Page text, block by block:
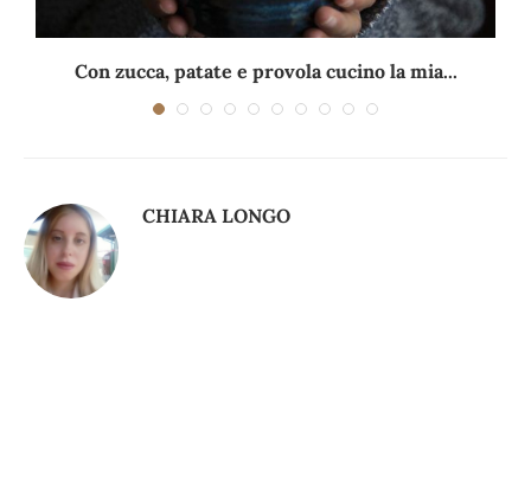
Con zucca, patate e provola cucino la mia...
CHIARA LONGO